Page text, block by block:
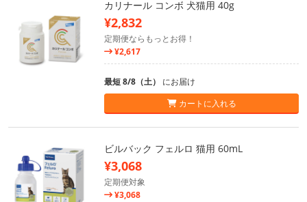
カリナール コンボ 犬猫用 40g
¥2,832
定期便ならもっとお得！
¥2,617
最短 8/8（土） にお届け
カートに入れる
ビルバック フェルロ 猫用 60mL
¥3,068
定期便対象
¥3,068